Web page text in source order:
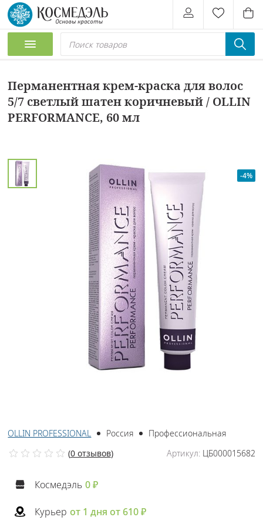
Перманентная крем-краска для волос
5/7 светлый шатен коричневый / OLLIN
PERFORMANCE, 60 мл
-4%
OLLIN PROFESSIONAL Россия
Профессиональная
Артикул:ЦБ000015682
(0 отзывов)
Космедэль 0 ₽
Курьер от 1 дня от 610 ₽